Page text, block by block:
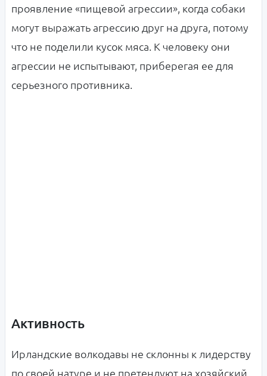
проявление «пищевой агрессии», когда собаки
могут выражать агрессию друг на друга, потому
что не поделили кусок мяса. К человеку они
агрессии не испытывают, приберегая ее для
серьезного противника.
Активность
Ирландские волкодавы не склонны к лидерству
по своей натуре и не претендуют на хозяйский